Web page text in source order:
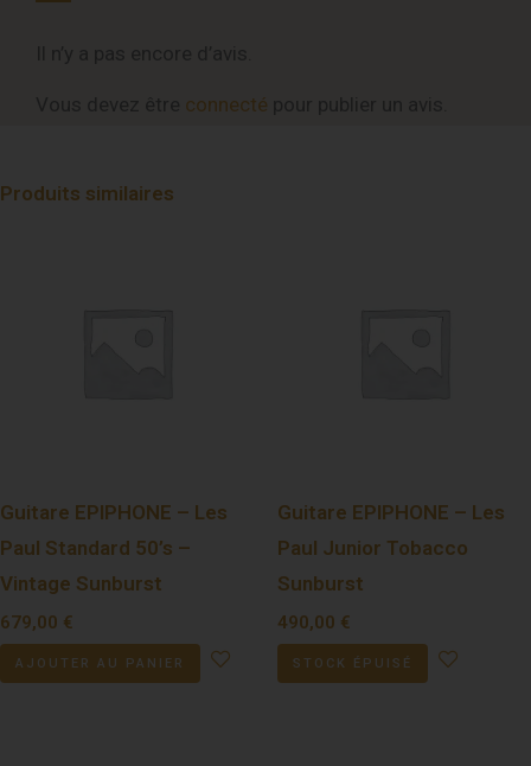
connecté
Produits similaires
Guitare EPIPHONE – Les
Paul Standard 50’s –
Vintage Sunburst
679,00 €
AJOUTER AU PANIER
Guitare EPIPHONE – Les
Paul Junior Tobacco
Sunburst
490,00 €
STOCK ÉPUISÉ